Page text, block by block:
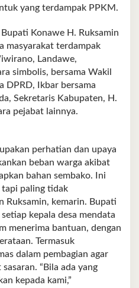
yang terdampak PPKM.
Konawe H. Ruksamin
masyarakat terdampak
Landawe,
simbolis, bersama Wakil
DPRD, Ikbar bersama
Sekretaris Kabupaten, H.
pejabat lainnya.
perhatian dan upaya
beban warga akibat
bahan sembako. Ini
tapi paling tidak
Ruksamin, kemarin. Bupati
kepala desa mendata
menerima bantuan, dengan
Termasuk
dalam pembagian agar
“Bila ada yang
kepada kami,”